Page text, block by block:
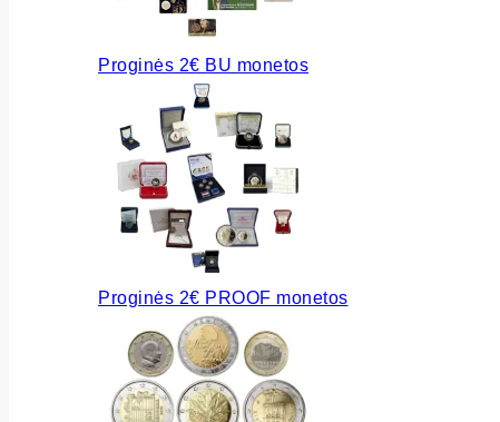
Proginės 2€ BU monetos
Proginės 2€ PROOF monetos